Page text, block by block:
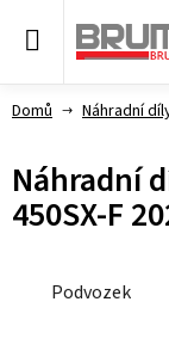
Domů Náhradní
Náhradní
450SX-F
Podvozek